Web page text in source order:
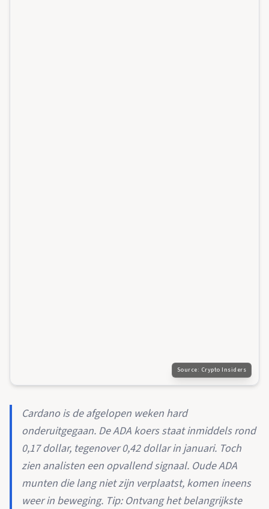
Source: Crypto Insiders
Cardano is de afgelopen weken hard
onderuitgegaan. De ADA koers staat inmiddels rond
0,17 dollar, tegenover 0,42 dollar in januari. Toch
zien analisten een opvallend signaal. Oude ADA
munten die lang niet zijn verplaatst, komen ineens
weer in beweging. Tip: Ontvang het belangrijkste